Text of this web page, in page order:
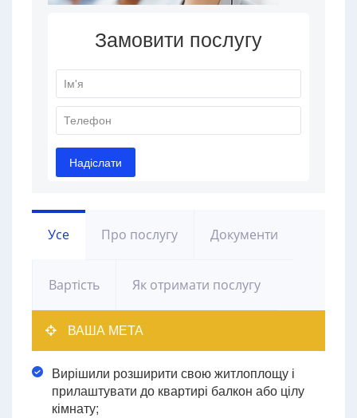
Усе Про послугу Документи
Вартість Як отримати послугу
ВАША МЕТА
Вирішили розширити свою житлоплощу і
прилаштувати до квартирі балкон або цілу
кімнату;